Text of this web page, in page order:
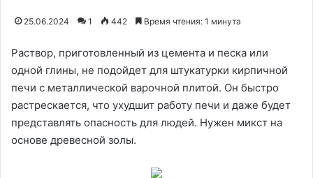
25.06.2024 1 442 Время чтения: 1 минута
Раствор, приготовленный из цемента и песка или
одной глины, не подойдет для штукатурки кирпичной
печи с металлической варочной плитой. Он быстро
растрескается, что ухудшит работу печи и даже будет
представлять опасность для людей. Нужен микст на
основе древесной золы.